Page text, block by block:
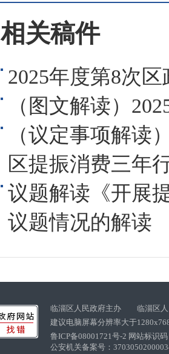
相关稿件
2025年度第8次
（图文解读）
（议定事项解读
区提振消费三年
议题解读《开展
议题情况的解读
临淄区人民政府主办 临淄区人
建议电脑屏幕分辨率大于
鲁ICP备08001721号-2 网站标识
公安机关备案号：